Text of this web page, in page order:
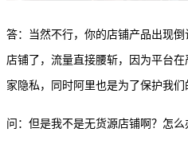
答：当然不行，你的店铺产品出现
店铺了，流量直接腰斩，因为平台
家隐私，同时阿里也是为了保护我们
问：但是我不是无货源店铺啊？怎么